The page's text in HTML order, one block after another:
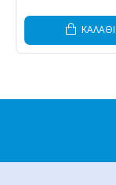
ΚΑΛΆΘΙ